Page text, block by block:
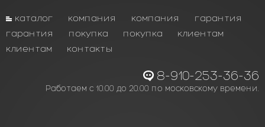
каталог компания компания
гарантия
гарантия
покупка покупка
клиентам
клиентам
контакты
8-910-253-36-36
Работаем с 10.00 до 20.00 по московскому времени.